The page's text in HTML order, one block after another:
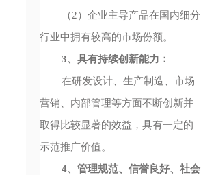
（2）企业主导产品在国内细分
行业中拥有较高的市场份额。
3、具有持续创新能力：
在研发设计、生产制造、市场
营销、内部管理等方面不断创新并
取得比较显著的效益，具有一定的
示范推广价值。
4、管理规范、信誉良好、社会